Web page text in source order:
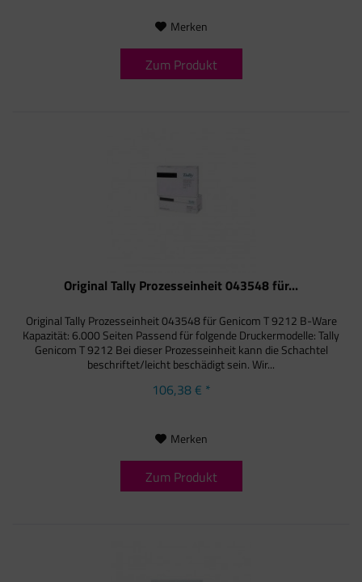
Merken
Zum Produkt
Original Tally Prozesseinheit 043548 für...
Original Tally Prozesseinheit 043548 für Genicom T 9212 B-Ware
Kapazität: 6.000 Seiten Passend für folgende Druckermodelle: Tally
Genicom T 9212 Bei dieser Prozesseinheit kann die Schachtel
beschriftet/leicht beschädigt sein. Wir...
106,38 € *
Merken
Zum Produkt